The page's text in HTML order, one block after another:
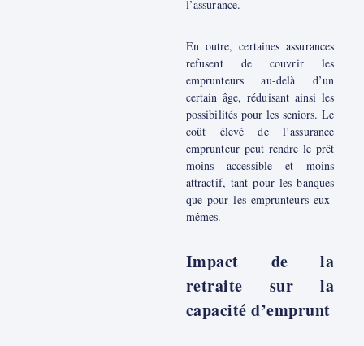
l’assurance.
En outre, certaines assurances
refusent de couvrir les
emprunteurs au-delà d’un
certain âge, réduisant ainsi les
possibilités pour les seniors. Le
coût élevé de l’assurance
emprunteur peut rendre le prêt
moins accessible et moins
attractif, tant pour les banques
que pour les emprunteurs eux-
mêmes.
Impact de la
retraite sur la
capacité d’emprunt